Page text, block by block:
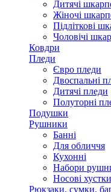
Дитячі
Жіночі
Підліткові
Чоловічі
Ковдри
Пледи
Євро пледи
Двоспальні
Дитячі пледи
Полуторні
Подушки
Рушники
Банні
Для обличчя
Кухонні
Набори
Носові хустки
Рюкзаки, сумки,